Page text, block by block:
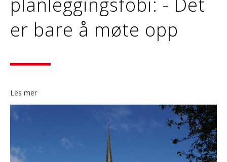
planleggingsfobi: - Det
er bare å møte opp
Les mer